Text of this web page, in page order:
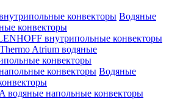
Водяные
конвекторы
внутрипольные конвекторы
Atrium водяные
конвекторы
Водяные
водяные напольные конвекторы